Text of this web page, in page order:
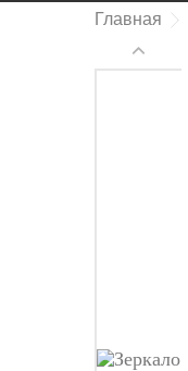
Главная